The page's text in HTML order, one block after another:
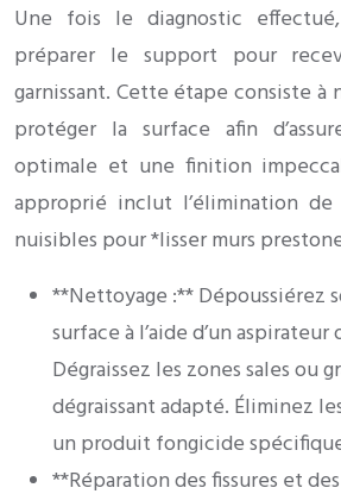
Une fois le diagnostic
préparer le support pour
garnissant. Cette étape consiste
protéger la surface afin
optimale et une finition
approprié inclut l’élimination
nuisibles pour *lisser murs
**Nettoyage :** Dépoussiérez
surface à l’aide d’un aspirateur
Dégraissez les zones sales ou
dégraissant adapté. Éliminez
un produit fongicide
**Réparation des fissures et